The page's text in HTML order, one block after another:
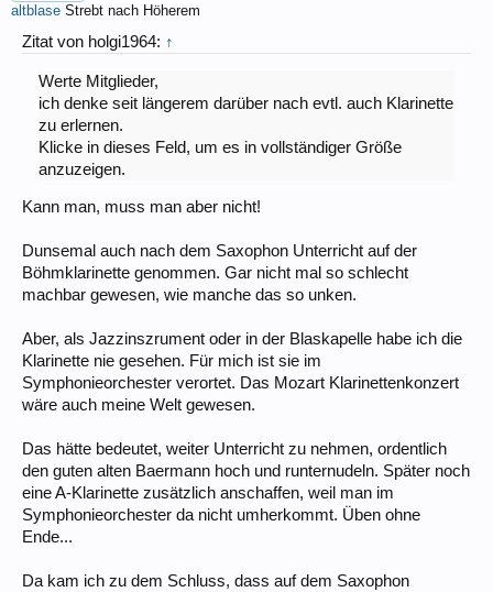
altblase Strebt nach Höherem
Zitat von holgi1964: ↑
Werte Mitglieder,
ich denke seit längerem darüber nach evtl. auch Klarinette
zu erlernen.
Klicke in dieses Feld, um es in vollständiger Größe
anzuzeigen.
Kann man, muss man aber nicht!
Dunsemal auch nach dem Saxophon Unterricht auf der
Böhmklarinette genommen. Gar nicht mal so schlecht
machbar gewesen, wie manche das so unken.
Aber, als Jazzinszrument oder in der Blaskapelle habe ich die
Klarinette nie gesehen. Für mich ist sie im
Symphonieorchester verortet. Das Mozart Klarinettenkonzert
wäre auch meine Welt gewesen.
Das hätte bedeutet, weiter Unterricht zu nehmen, ordentlich
den guten alten Baermann hoch und runternudeln. Später noch
eine A-Klarinette zusätzlich anschaffen, weil man im
Symphonieorchester da nicht umherkommt. Üben ohne
Ende...
Da kam ich zu dem Schluss, dass auf dem Saxophon